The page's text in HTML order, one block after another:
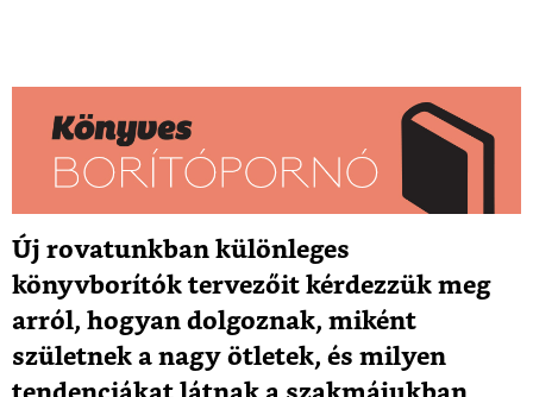
Új rovatunkban különleges
könyvborítók tervezőit kérdezzük meg
arról, hogyan dolgoznak, miként
születnek a nagy ötletek, és milyen